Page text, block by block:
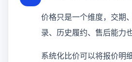
价格只是一个维度，交期
录、历史履约、售后能力
系统化比价可以将报价明